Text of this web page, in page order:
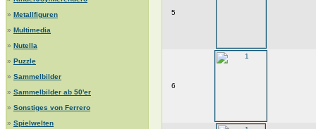
» Metallfiguren
» Multimedia
» Nutella
» Puzzle
» Sammelbilder
» Sammelbilder ab 50'er
» Sonstiges von Ferrero
» Spielwelten
5
6